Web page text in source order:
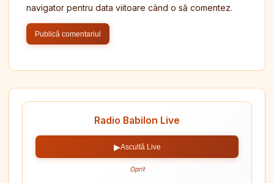
navigator pentru data viitoare când o să comentez.
Radio Babilon Live
▶Ascultă Live
Oprit